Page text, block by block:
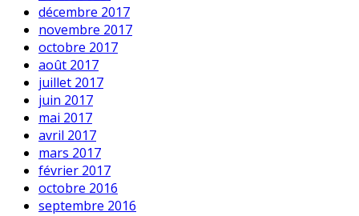
décembre 2017
novembre 2017
octobre 2017
août 2017
juillet 2017
juin 2017
mai 2017
avril 2017
mars 2017
février 2017
octobre 2016
septembre 2016